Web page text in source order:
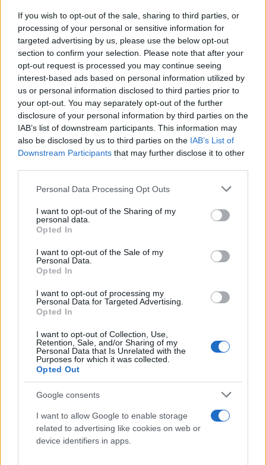
If you wish to opt-out of the sale, sharing to third parties, or
processing of your personal or sensitive information for
targeted advertising by us, please use the below opt-out
section to confirm your selection. Please note that after your
opt-out request is processed you may continue seeing
interest-based ads based on personal information utilized by
us or personal information disclosed to third parties prior to
your opt-out. You may separately opt-out of the further
disclosure of your personal information by third parties on the
IAB’s list of downstream participants. This information may
also be disclosed by us to third parties on the IAB’s List of
Downstream Participants that may further disclose it to other
Please note that this website/app uses one or more Google
not limited to your visit or usage behaviour. You may click to
grant or deny consent to Google and its third-party tags to
use your data for below specified purposes in below Google
consent section.
Personal Data Processing Opt Outs
I want to opt-out of the Sharing of my
personal data.
Opted In
I want to opt-out of the Sale of my
Personal Data.
Opted In
I want to opt-out of processing my
Personal Data for Targeted Advertising.
Opted In
I want to opt-out of Collection, Use,
Retention, Sale, and/or Sharing of my
Personal Data that Is Unrelated with the
Purposes for which it was collected.
Opted Out
Google consents
I want to allow Google to enable storage
related to advertising like cookies on web or
device identifiers in apps.
«Δε διαφωνούμε καθόλου να εμβολιάζονται οι
άνθρωποι αυτοί» τόνισε.
Ωστόσο, συμπλήρωσε ότι σύμφωνα με την
τελευταία έρευνα του πανεπιστημίου της
Οξφόρδης, τόσο οι εμβολιασμένοι, όσο και οι
ανεμβολίαστοι φέρουν το ίδιο ιικό φορτίο και
μπορούν να μολύνουν με τον ίδιο ρυθμό.